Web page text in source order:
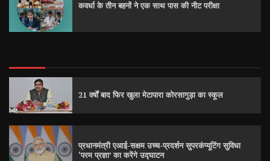
कवर्धा के तीन बहनों ने एक साथ पास की नीट परीक्षा
21 वर्षों बाद फिर खुला मेटापारा कोरसागुड़ा का स्कूल
प्रधानमंत्री एआई-सक्षम उच्च-प्रदर्शन सुपरकंप्यूटिंग सुविधा
‘परम प्रज्ञा’ का करेंगे उद्घाटन